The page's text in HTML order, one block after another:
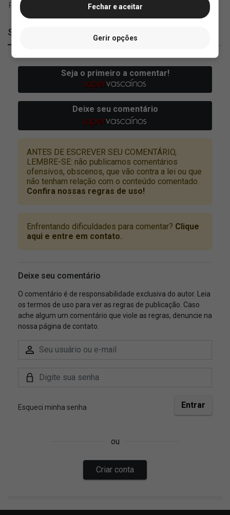
SuperVasco
Fechar e aceitar
Gerir opções